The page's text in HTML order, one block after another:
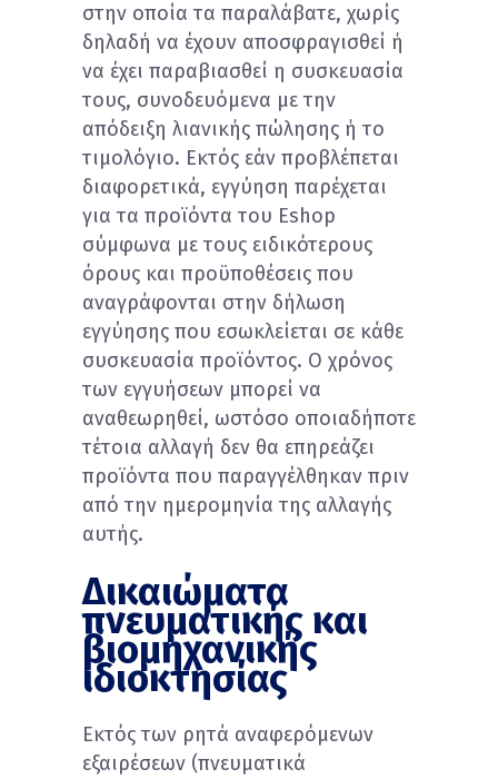
στην οποία τα παραλάβατε, χωρίς
δηλαδή να έχουν αποσφραγισθεί ή
να έχει παραβιασθεί η συσκευασία
τους, συνοδευόμενα με την
απόδειξη λιανικής πώλησης ή το
τιμολόγιο. Εκτός εάν προβλέπεται
διαφορετικά, εγγύηση παρέχεται
για τα προϊόντα του Eshop
σύμφωνα με τους ειδικότερους
όρους και προϋποθέσεις που
αναγράφονται στην δήλωση
εγγύησης που εσωκλείεται σε κάθε
συσκευασία προϊόντος. Ο χρόνος
των εγγυήσεων μπορεί να
αναθεωρηθεί, ωστόσο οποιαδήποτε
τέτοια αλλαγή δεν θα επηρεάζει
προϊόντα που παραγγέλθηκαν πριν
από την ημερομηνία της αλλαγής
αυτής.
Δικαιώματα
πνευματικής και
βιομηχανικής
ιδιοκτησίας
Εκτός των ρητά αναφερόμενων
εξαιρέσεων (πνευματικά